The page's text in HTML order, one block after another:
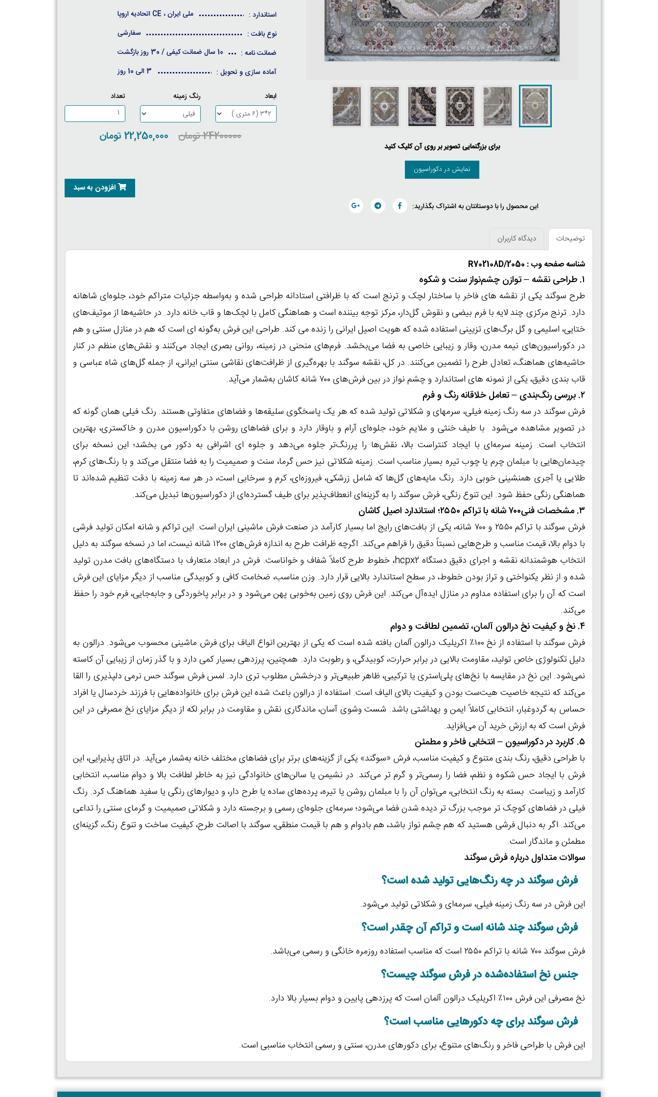
برای بزرگنمایی تصویر بر روی آن کلیک کنید
نمایش در دکوراسیون
این محصول را با دوستانتان به اشتراک بگذارید:
استاندارد :
ملی ایران ، CE اتحادیه اروپا
نوع بافت :
سفارشی
ضمانت نامه :
10 سال ضمانت کیفی / 30 روز بازگشت
آماده سازی و تحویل :
3 الی 10 روز
ابعاد رنگ زمینه تعداد
24200000 تومان 22,250,000 تومان
افزودن به سبد
توضیحات دیدگاه کاربران
شناسه صفحه وب : R702108D/2050
۱. طراحی نقشه – توازن چشم‌نواز سنت و شکوه
طرح سوگند یکی از نقشه‌ های فاخر با ساختار لچک و ترنج است که با ظرافتی استادانه طراحی شده و به‌واسطه‌ جزئیات متراکم خود، جلوه‌ای شاهانه
دارد. ترنج مرکزی چند لایه با فرم بیضی و نقوش گل‌دار، مرکز توجه بیننده است و هماهنگی کامل با لچک‌ها و قاب‌ خانه دارد. در حاشیه‌ها از موتیف‌های
ختایی، اسلیمی و گل‌ برگ‌های تزیینی استفاده شده که هویت اصیل ایرانی را زنده می‌ کند. طراحی این فرش به‌گونه‌ ای است که هم در منازل سنتی و هم
در دکوراسیون‌های نیمه‌ مدرن، وقار و زیبایی خاصی به فضا می‌بخشد. فرم‌های منحنی در زمینه، روانی بصری ایجاد می‌کنند و نقش‌های منظم در کنار
حاشیه‌های هماهنگ، تعادل طرح را تضمین می‌کنند. در کل، نقشه سوگند با بهره‌گیری از ظرافت‌های نقاشی سنتی ایرانی، از جمله گل‌های شاه‌ عباسی و
قاب‌ بندی دقیق، یکی از نمونه‌ های استاندارد و چشم‌ نواز در بین فرش‌های ۷۰۰ شانه کاشان به‌شمار می‌آید.
۲. بررسی رنگ‌بندی – تعامل خلاقانه رنگ و فرم
فرش سوگند در سه رنگ زمینه‌ فیلی، سرمهای و شکلاتی تولید شده که هر یک پاسخگوی سلیقه‌ها و فضاهای متفاوتی هستند. رنگ فیلی همان گونه که
در تصویر مشاهده می‌شود با طیف خنثی و ملایم خود، جلوه‌ای آرام و باوقار دارد و برای فضاهای روشن با دکوراسیون مدرن و خاکستری، بهترین
انتخاب است. زمینه سرمه‌ای با ایجاد کنتراست بالا، نقش‌ها را پررنگ‌تر جلوه می‌دهد و جلوه‌ ای اشرافی به دکور می‌ بخشد؛ این نسخه برای
چیدمان‌هایی با مبلمان چرم یا چوب تیره بسیار مناسب است. زمینه شکلاتی نیز حس گرما، سنت و صمیمیت را به فضا منتقل می‌کند و با رنگ‌های کرم،
طلایی یا آجری همنشینی خوبی دارد. رنگ‌ مایه‌های گل‌ها که شامل زرشکی، فیروزه‌ای، کرم و سرخابی است، در هر سه زمینه با دقت تنظیم شده‌اند تا
هماهنگی رنگی حفظ شود. این تنوع رنگی، فرش سوگند را به گزینه‌ای انعطاف‌پذیر برای طیف گسترده‌ای از دکوراسیون‌ها تبدیل می‌کند.
۳. مشخصات فنی۷۰۰ شانه با تراکم ۲۵۵۰؛ استاندارد اصیل کاشان
فرش سوگند با تراکم ۲۵۵۰ و ۷۰۰ شانه، یکی از بافت‌های رایج اما بسیار کارآمد در صنعت فرش ماشینی ایران است. این تراکم و شانه امکان تولید فرشی
با دوام بالا، قیمت مناسب و طرح‌هایی نسبتاً دقیق را فراهم می‌کند. اگرچه ظرافت طرح به اندازه فرش‌های ۱۲۰۰ شانه نیست، اما در نسخه سوگند به دلیل
انتخاب هوشمندانه نقشه و اجرای دقیق دستگاه hcpx2، خطوط طرح کاملاً شفاف و خواناست. فرش در ابعاد متعارف با دستگاه‌های بافت مدرن تولید
شده و از نظر یکنواختی و تراز بودن خطوط، در سطح استاندارد بالایی قرار دارد. وزن مناسب، ضخامت کافی و کوبیدگی مناسب از دیگر مزایای این فرش
است که آن را برای استفاده مداوم در منازل ایده‌آل می‌کند. این فرش روی زمین به‌خوبی پهن می‌شود و در برابر پاخوردگی و جابه‌جایی، فرم خود را حفظ
می‌کند.
۴. نخ و کیفیت نخ درالون آلمان، تضمین لطافت و دوام
فرش سوگند با استفاده از نخ ۱۰۰٪ اکریلیک درالون آلمان بافته شده است که یکی از بهترین انواع الیاف برای فرش ماشینی محسوب می‌شود. درالون به‌
دلیل تکنولوژی خاص تولید، مقاومت بالایی در برابر حرارت، کوبیدگی، و رطوبت دارد. همچنین، پرزدهی بسیار کمی دارد و با گذر زمان از زیبایی آن کاسته
نمی‌شود. این نخ در مقایسه با نخ‌های پلی‌استری یا ترکیبی، ظاهر طبیعی‌تر و درخشش مطلوب‌ تری دارد. لمس فرش سوگند حس نرمی دلپذیری را القا
می‌کند که نتیجه‌ خاصیت هیت‌ست بودن و کیفیت بالای الیاف است. استفاده از درالون باعث شده این فرش برای خانواده‌هایی با فرزند خردسال یا افراد
حساس به گردوغبار، انتخابی کاملاً ایمن و بهداشتی باشد. شست‌ وشوی آسان، ماندگاری نقش و مقاومت در برابر لکه از دیگر مزایای نخ مصرفی در این
فرش است که به ارزش خرید آن می‌افزاید.
۵. کاربرد در دکوراسیون – انتخابی فاخر و مطمئن
با طراحی دقیق، رنگ‌ بندی متنوع و کیفیت مناسب، فرش «سوگند» یکی از گزینه‌های برتر برای فضاهای مختلف خانه به‌شمار می‌آید. در اتاق پذیرایی، این
فرش با ایجاد حس شکوه و نظم، فضا را رسمی‌تر و گرم‌ تر می‌کند. در نشیمن یا سالن‌های خانوادگی نیز به‌ خاطر لطافت بالا و دوام مناسب، انتخابی
کارآمد و زیباست. بسته به رنگ انتخابی، می‌توان آن را با مبلمان روشن یا تیره، پرده‌های ساده یا طرح‌ دار، و دیوارهای رنگی یا سفید هماهنگ کرد. رنگ
فیلی در فضاهای کوچک‌ تر موجب بزرگ‌ تر دیده شدن فضا می‌شود؛ سرمه‌ای جلوه‌ای رسمی و برجسته دارد و شکلاتی صمیمیت و گرمای سنتی را تداعی
می‌کند. اگر به‌ دنبال فرشی هستید که هم چشم‌ نواز باشد، هم بادوام و هم با قیمت منطقی، سوگند با اصالت طرح، کیفیت ساخت و تنوع رنگ، گزینه‌ای
مطمئن و ماندگار است.
سوالات متداول درباره فرش سوگند
فرش سوگند در چه رنگ‌هایی تولید شده است؟
این فرش در سه رنگ زمینه فیلی، سرمه‌ای و شکلاتی تولید می‌شود.
فرش سوگند چند شانه است و تراکم آن چقدر است؟
فرش سوگند ۷۰۰ شانه با تراکم ۲۵۵۰ است که مناسب استفاده روزمره خانگی و رسمی می‌باشد.
جنس نخ استفاده‌شده در فرش سوگند چیست؟
نخ مصرفی این فرش ۱۰۰٪ اکریلیک درالون آلمان است که پرزدهی پایین و دوام بسیار بالا دارد.
فرش سوگند برای چه دکورهایی مناسب است؟
این فرش با طراحی فاخر و رنگ‌های متنوع، برای دکورهای مدرن، سنتی و رسمی انتخاب مناسبی است.